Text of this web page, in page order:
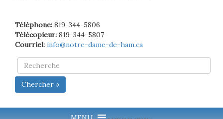
Téléphone: 819-344-5806
Télécopieur: 819-344-5807
Courriel: info@notre-dame-de-ham.ca
Chercher »